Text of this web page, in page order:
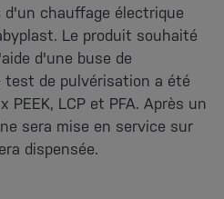
chauffage électrique
Le produit souhaité
d'une buse de
de pulvérisation a été
PEEK, LCP et PFA. Après un
sera mise en service sur
dispensée.